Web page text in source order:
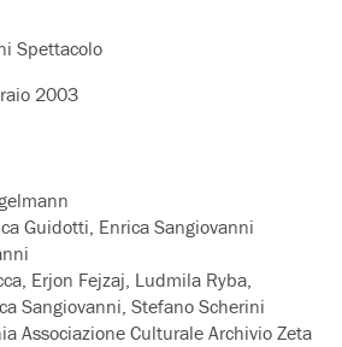
Spettacolo
2003
Guidotti, Enrica Sangiovanni
Erjon Fejzaj, Ludmila Ryba,
Sangiovanni, Stefano Scherini
Associazione Culturale Archivio Zeta